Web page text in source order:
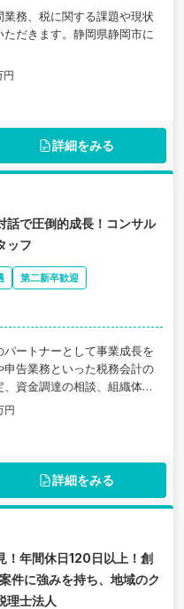
務、税に関する課題や現状
だきます。静岡県静岡市に
円
詳細をみる
話で圧倒的成長！コンサル
ッフ
第二新卒歓迎
ートナーとして事業成長を
告業務といった税務会計の
資金調達の相談、組織体制
く関わることができます。
円
詳細をみる
！年間休日120日以上！創
件に強みを持ち、地域のク
理士法人